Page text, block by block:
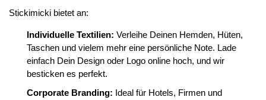
Stickimicki bietet an:
Individuelle Textilien: Verleihe Deinen Hemden, Hüten,
Taschen und vielem mehr eine persönliche Note. Lade
einfach Dein Design oder Logo online hoch, und wir
besticken es perfekt.
Corporate Branding: Ideal für Hotels, Firmen und